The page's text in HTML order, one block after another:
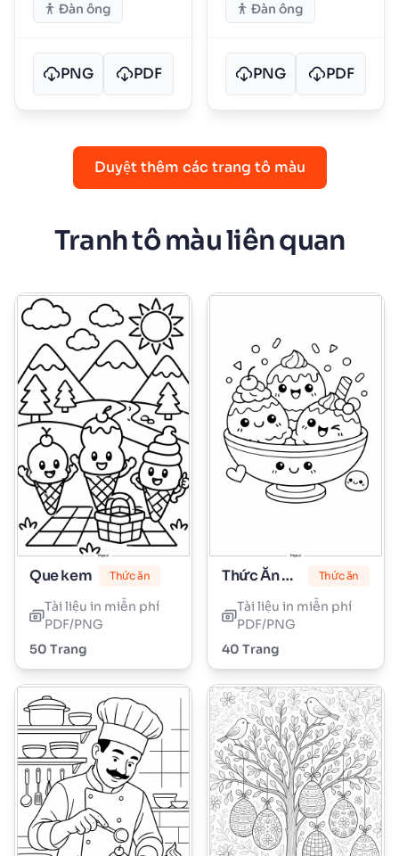
Đàn ông
PNG PDF
Đàn ông
PNG PDF
Duyệt thêm các trang tô màu
Tranh tô màu liên quan
Que kem Thức ăn
Tài liệu in miễn phí
PDF/PNG
50 Trang
Thức Ăn Dễ Thương Thức ăn
Tài liệu in miễn phí
PDF/PNG
40 Trang